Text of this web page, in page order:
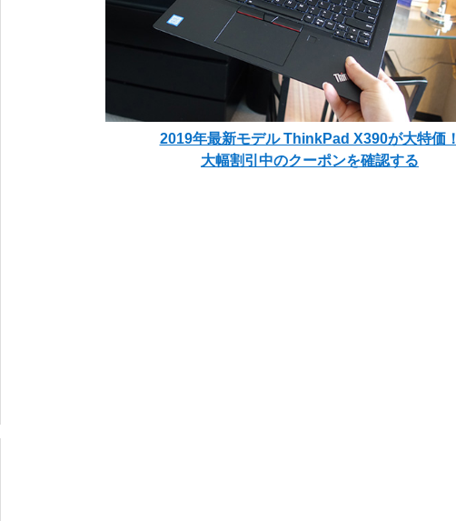
2019年最新モデル ThinkPad X390が大特価！
大幅割引中のクーポンを確認する